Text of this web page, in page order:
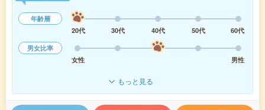
年齢層
20代
30代 40代 50代
60代
男女比率
女性
男性
もっと見る